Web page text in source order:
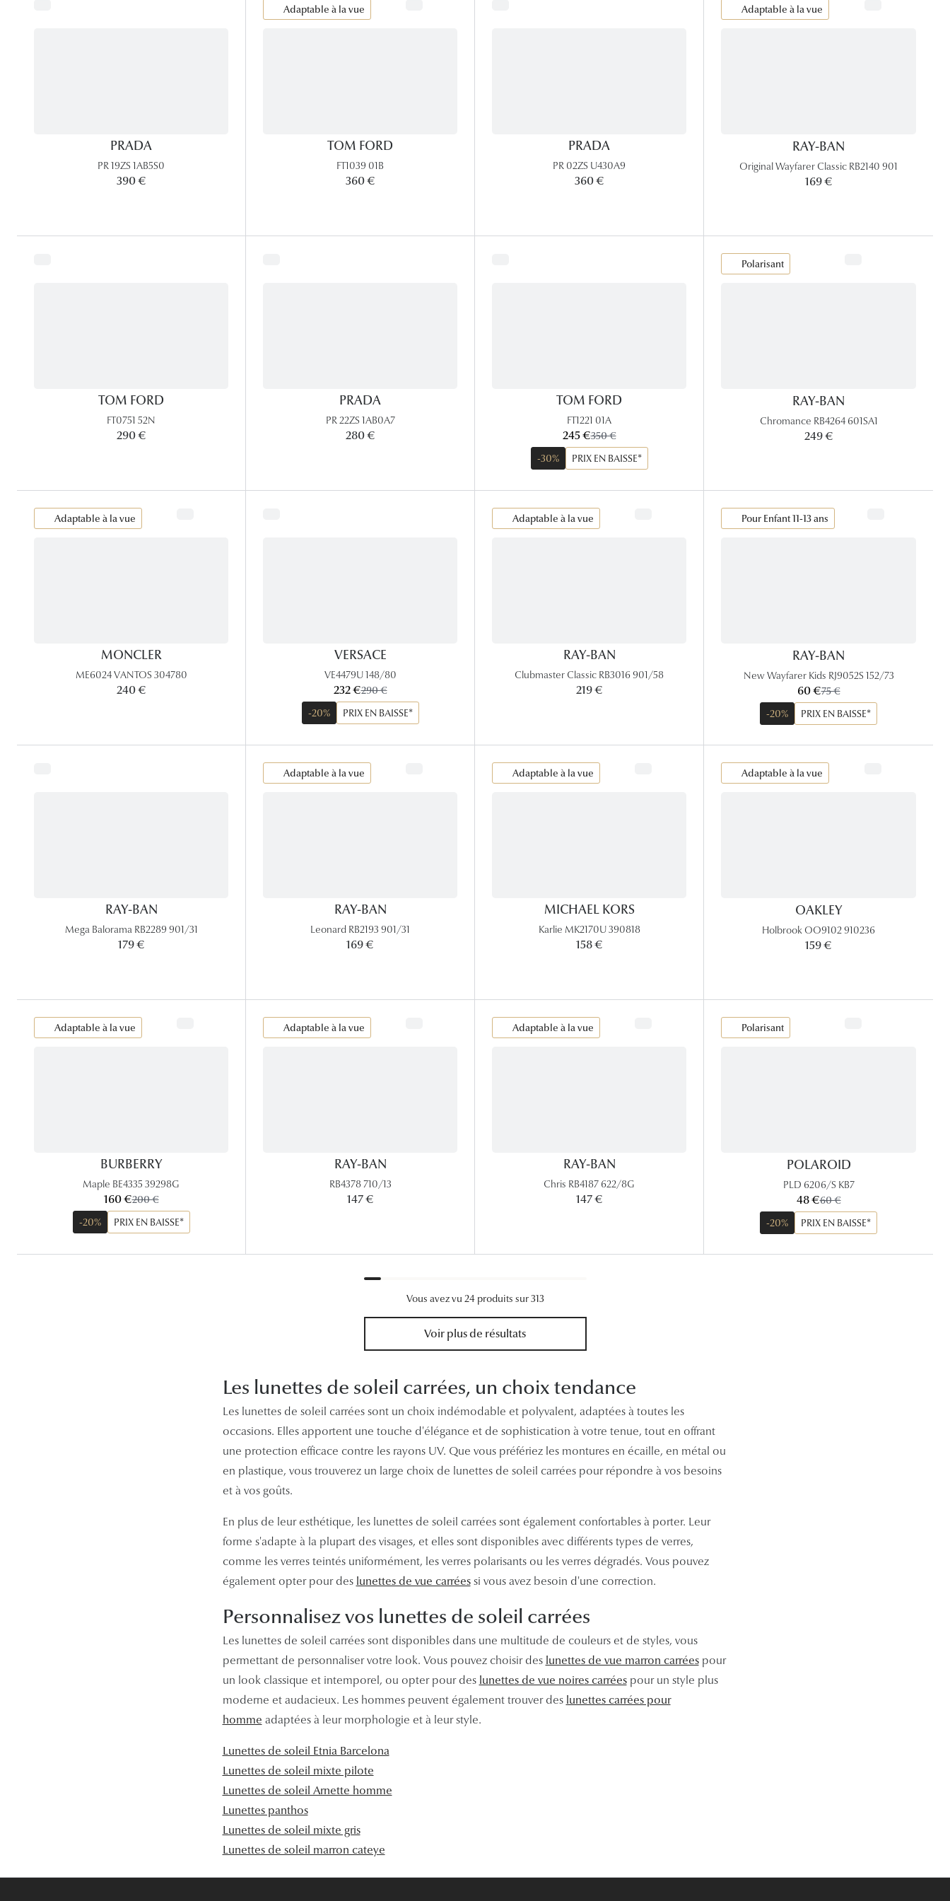
PRADA
PR 19ZS 1AB5S0
390 €
Adaptable à la vue
TOM FORD
FT1039 01B
360 €
PRADA
PR 02ZS U430A9
360 €
Adaptable à la vue
RAY-BAN
Original Wayfarer Classic RB2140 901
169 €
TOM FORD
FT0751 52N
290 €
PRADA
PR 22ZS 1AB0A7
280 €
TOM FORD
FT1221 01A
maintenant:
245 €ancien prix:
350 €
-30%
PRIX EN BAISSE*
Polarisant
RAY-BAN
Chromance RB4264 601SA1
249 €
Adaptable à la vue
MONCLER
ME6024 VANTOS 304780
240 €
VERSACE
VE4479U 148/80
maintenant:
232 €ancien prix:
290 €
-20%
PRIX EN BAISSE*
Adaptable à la vue
RAY-BAN
Clubmaster Classic RB3016 901/58
219 €
Pour Enfant 11-13 ans
RAY-BAN
New Wayfarer Kids RJ9052S 152/73
maintenant:
60 €ancien prix:
75 €
-20%
PRIX EN BAISSE*
RAY-BAN
Mega Balorama RB2289 901/31
179 €
Adaptable à la vue
RAY-BAN
Leonard RB2193 901/31
169 €
Adaptable à la vue
MICHAEL KORS
Karlie MK2170U 390818
158 €
Adaptable à la vue
OAKLEY
Holbrook OO9102 910236
159 €
Adaptable à la vue
BURBERRY
Maple BE4335 39298G
maintenant:
160 €ancien prix:
200 €
-20%
PRIX EN BAISSE*
Adaptable à la vue
RAY-BAN
RB4378 710/13
147 €
Adaptable à la vue
RAY-BAN
Chris RB4187 622/8G
147 €
Polarisant
POLAROID
PLD 6206/S KB7
maintenant:
48 €ancien prix:
60 €
-20%
PRIX EN BAISSE*
Vous avez vu 24 produits sur 313
Voir plus de résultats
Les lunettes de soleil carrées, un choix tendance
Les lunettes de soleil carrées sont un choix indémodable et polyvalent, adaptées à toutes les
occasions. Elles apportent une touche d'élégance et de sophistication à votre tenue, tout en offrant
une protection efficace contre les rayons UV. Que vous préfériez les montures en écaille, en métal ou
en plastique, vous trouverez un large choix de lunettes de soleil carrées pour répondre à vos besoins
et à vos goûts.
En plus de leur esthétique, les lunettes de soleil carrées sont également confortables à porter. Leur
forme s'adapte à la plupart des visages, et elles sont disponibles avec différents types de verres,
comme les verres teintés uniformément, les verres polarisants ou les verres dégradés. Vous pouvez
également opter pour des lunettes de vue carréessi vous avez besoin d'une correction.
Personnalisez vos lunettes de soleil carrées
Les lunettes de soleil carrées sont disponibles dans une multitude de couleurs et de styles, vous
permettant de personnaliser votre look. Vous pouvez choisir des lunettes de vue marron carréespour
un look classique et intemporel, ou opter pour des lunettes de vue noires carréespour un style plus
moderne et audacieux. Les hommes peuvent également trouver des lunettes carrées pour
homme adaptées à leur morphologie et à leur style.
Lunettes de soleil Etnia Barcelona
Lunettes de soleil mixte pilote
Lunettes de soleil Arnette homme
Lunettes panthos
Lunettes de soleil mixte gris
Lunettes de soleil marron cateye